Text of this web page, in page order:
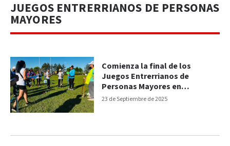
JUEGOS ENTRERRIANOS DE PERSONAS
MAYORES
23 de Septiembre de 2025
Comienza la final de los
Juegos Entrerrianos de
Personas Mayores en
Gualeguaychú